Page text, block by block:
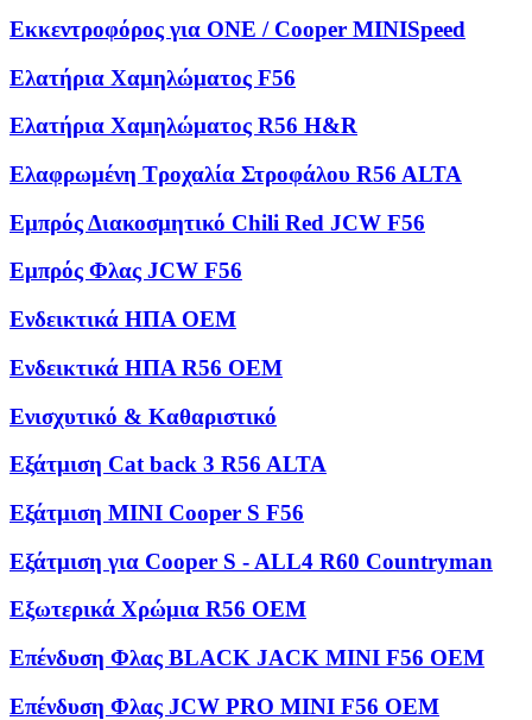
Εκκεντροφόρος για ONE / Cooper MINISpeed
Ελατήρια Χαμηλώματος F56
Ελατήρια Χαμηλώματος R56 H&R
Ελαφρωμένη Τροχαλία Στροφάλου R56 ALTA
Εμπρός Διακοσμητικό Chili Red JCW F56
Εμπρός Φλας JCW F56
Ενδεικτικά ΗΠΑ OEM
Ενδεικτικά ΗΠΑ R56 OEM
Ενισχυτικό & Καθαριστικό
Εξάτμιση Cat back 3 R56 ALTA
Εξάτμιση MINI Cooper S F56
Εξάτμιση για Cooper S - ALL4 R60 Countryman
Εξωτερικά Χρώμια R56 OEM
Επένδυση Φλας BLACK JACK MINI F56 OEM
Επένδυση Φλας JCW PRO MINI F56 OEM